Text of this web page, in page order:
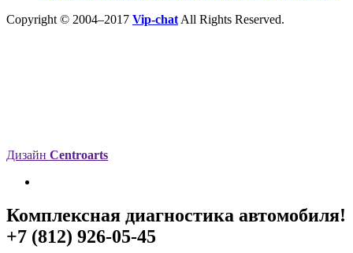
Copyright © 2004–2017 Vip-chat All Rights Reserved.
Дизайн Centroarts
Комплексная диагностика автомобиля!
+7 (812) 926-05-45